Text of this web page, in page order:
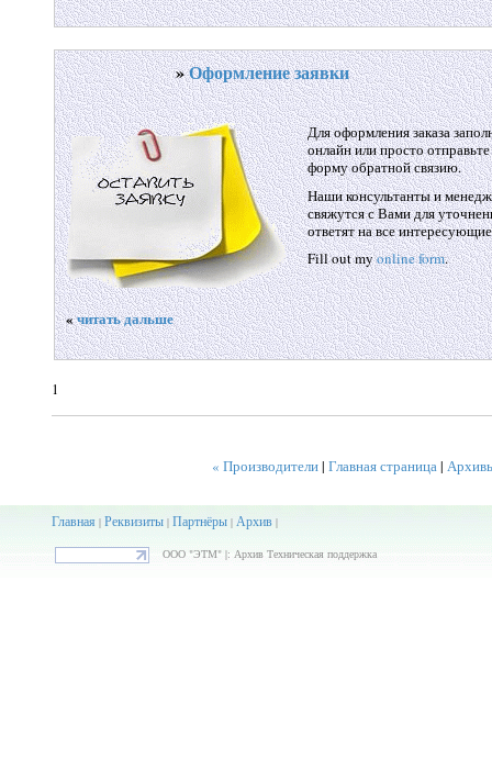
»Оформление заявки
Для оформления заказа
онлайн или просто
форму обратной связию.
Наши консультанты и
свяжутся с Вами для
ответят на все
Fill out myonline form.
«читать дальше
1
« Производители| Главная страница|
Главная| Реквизиты| Партнёры| Архив|
ООО "ЭТМ" |: Архив Техническая поддержка